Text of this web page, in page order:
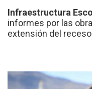
Infraestructura
informes por las
extensión del receso